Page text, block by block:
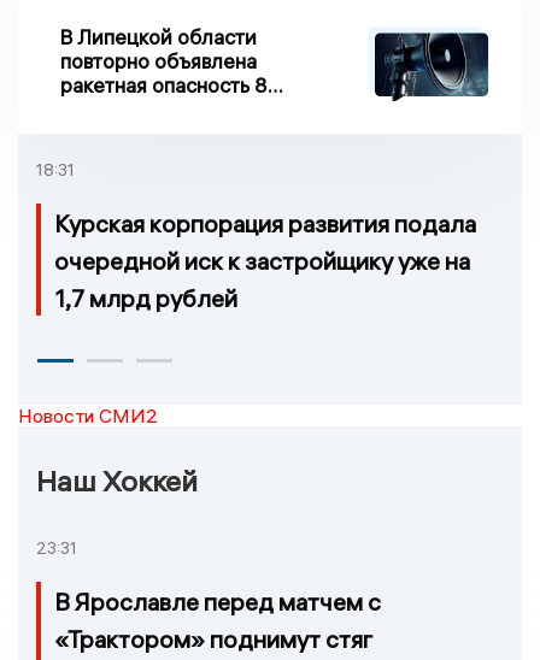
В Липецкой области
повторно объявлена
ракетная опасность 8
18:31
Курская корпорация развития подала
очередной иск к застройщику уже на
1,7 млрд рублей
Новости СМИ2
Наш Хоккей
23:31
В Ярославле перед матчем с
«Трактором» поднимут стяг